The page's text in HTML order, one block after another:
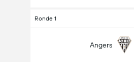
Ronde 1
Angers